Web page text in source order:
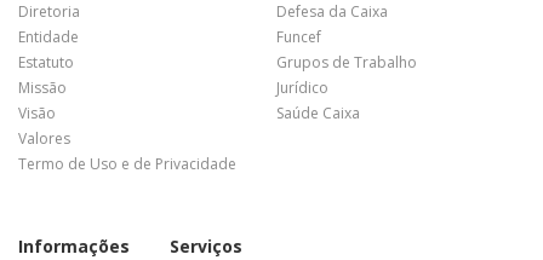
Diretoria
Entidade
Estatuto
Missão
Visão
Valores
Termo de Uso e de Privacidade
Defesa da Caixa
Funcef
Grupos de Trabalho
Jurídico
Saúde Caixa
Informações Serviços